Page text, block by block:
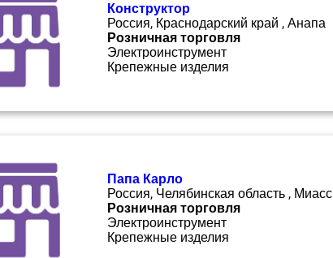
Конструктор
Россия, Краснодарский край , Анапа
Розничная торговля
Электроинструмент
Крепежные изделия
Папа Карло
Россия, Челябинская область , Миасс
Розничная торговля
Электроинструмент
Крепежные изделия